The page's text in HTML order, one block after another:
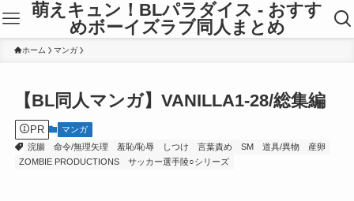
萌えキュン！BLパラダイス - おすす
めボーイズラブ同人まとめ
ホーム マンガ
【BL同人マンガ】VANILLA1-28/総集編
PR
マンガ
浣腸
命令/無理矢理 羞恥/恥辱 しつけ 言葉責め SM 道具/異物
産卵
ZOMBIE PRODUCTIONS
サッカー選手陵○シリーズ